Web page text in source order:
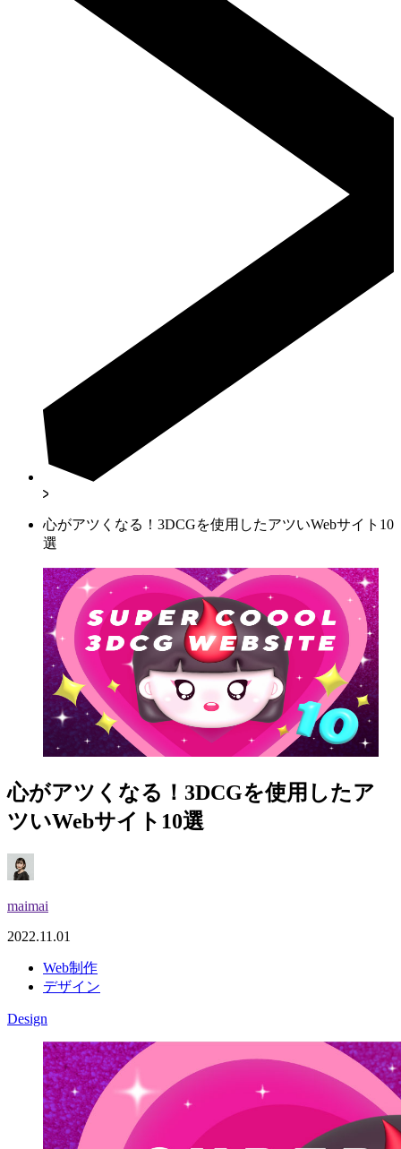
心がアツくなる！3DCGを使用したアツいWebサイト10
選
心がアツくなる！3DCGを使用したア
ツいWebサイト10選
maimai
2022.11.01
Web制作
デザイン
Design